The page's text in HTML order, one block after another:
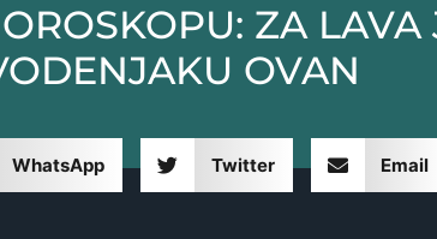
ZA LAVA
OVAN
WhatsApp Twitter Email